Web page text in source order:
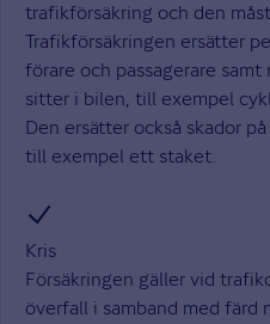
trafikförsäkring och den
Trafikförsäkringen ersätter
förare och passagerare
sitter i bilen, till exempel
Den ersätter också skador
till exempel ett staket.
Kris
Försäkringen gäller vid
överfall i samband med färd